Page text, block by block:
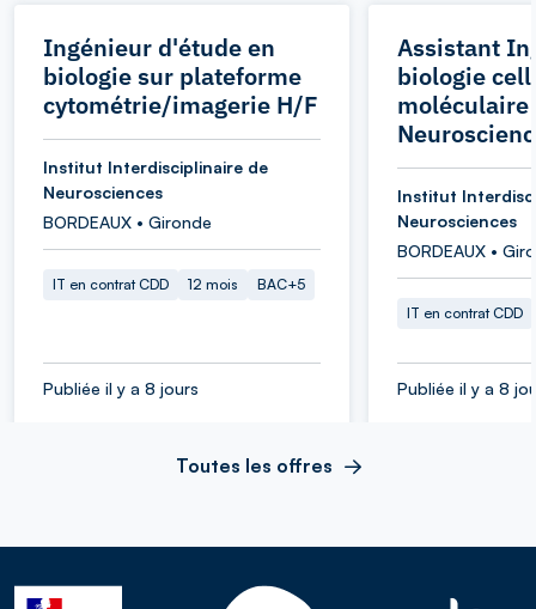
Ingénieur d'étude en
biologie sur plateforme
cytométrie/imagerie H/F
Institut Interdisciplinaire de
Neurosciences
BORDEAUX • Gironde
IT en contrat CDD 12 mois BAC+5
Publiée il y a 8 jours
Assistant
biologie
moléculaire
Institut
Neurosciences
BORDEAUX •
IT en contrat CDD
Publiée il y a 8
Toutes les offres